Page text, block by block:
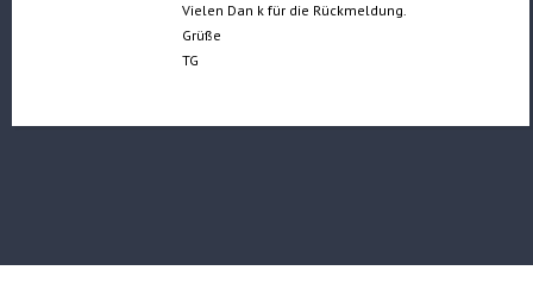
Vielen Dan k für die Rückmeldung.
Grüße
TG